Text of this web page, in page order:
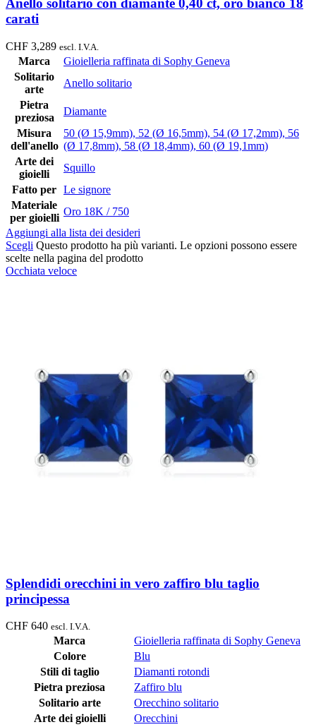
Anello solitario con diamante 0,40 ct, oro bianco 18
carati
CHF 3,289 escl. I.V.A.
Marca
Gioielleria raffinata di Sophy Geneva
Solitario
arte
Anello solitario
Pietra
preziosa
Diamante
Misura
dell'anello
50 (Ø 15,9mm), 52 (Ø 16,5mm), 54 (Ø 17,2mm), 56
(Ø 17,8mm), 58 (Ø 18,4mm), 60 (Ø 19,1mm)
Arte dei
gioielli
Squillo
Fatto per Le signore
Materiale
per gioielli
Oro 18K / 750
Aggiungi alla lista dei desideri
Scegli Questo prodotto ha più varianti. Le opzioni possono essere
scelte nella pagina del prodotto
Occhiata veloce
Splendidi orecchini in vero zaffiro blu taglio
principessa
CHF 640 escl. I.V.A.
Marca
Gioielleria raffinata di Sophy Geneva
Colore
Blu
Stili di taglio
Diamanti rotondi
Pietra preziosa
Zaffiro blu
Solitario arte
Orecchino solitario
Arte dei gioielli
Orecchini